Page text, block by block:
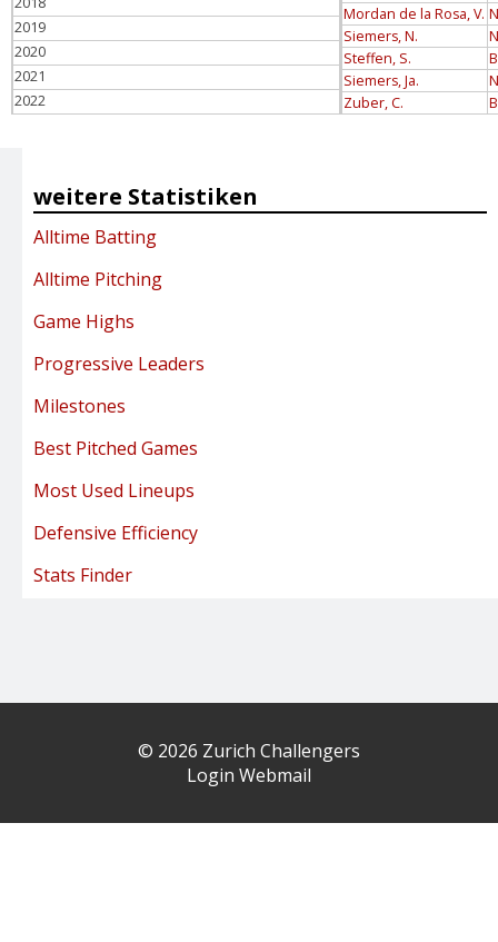
Mordan de la Rosa, V.
Siemers, N.
Steffen, S.
Siemers, Ja.
Zuber, C.
2019
2020
2021
2022
2026weitere Statistiken
Alltime Batting
Alltime Pitching
Game Highs
Progressive Leaders
Milestones
Best Pitched Games
Most Used Lineups
Defensive Efficiency
Stats Finder
© 2026 Zurich Challengers
Login Webmail